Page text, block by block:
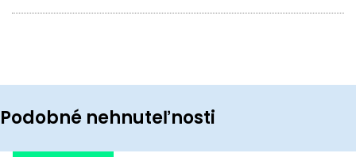
Podobné nehnuteľnosti